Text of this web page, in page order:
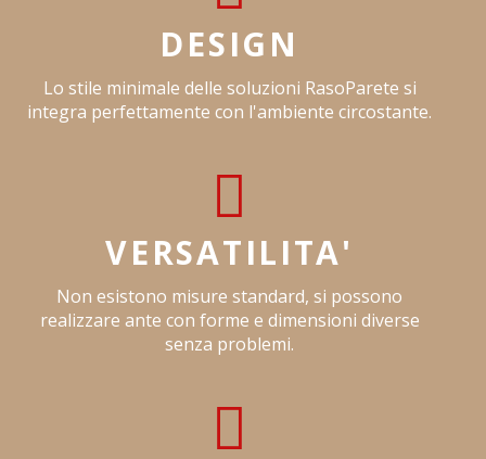
DESIGN
Lo stile minimale delle soluzioni RasoParete si
integra perfettamente con l'ambiente circostante.
VERSATILITA'
Non esistono misure standard, si possono
realizzare ante con forme e dimensioni diverse
senza problemi.